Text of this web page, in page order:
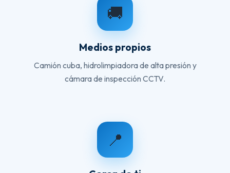
🚚
Medios propios
Camión cuba, hidrolimpiadora de alta presión y
cámara de inspección CCTV.
📍